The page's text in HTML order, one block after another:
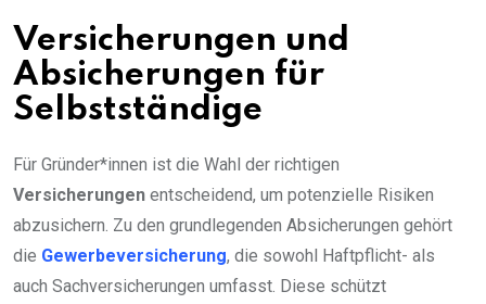
Versicherungen und
Absicherungen für
Selbstständige
Für Gründer*innen ist die Wahl der richtigen
Versicherungen entscheidend, um potenzielle Risiken
abzusichern. Zu den grundlegenden Absicherungen gehört
die Gewerbeversicherung, die sowohl Haftpflicht- als
auch Sachversicherungen umfasst. Diese schützt